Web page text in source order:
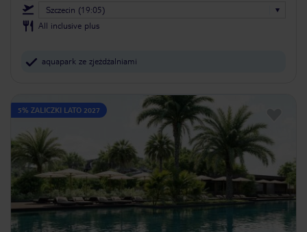
Szczecin (19:05)
All inclusive plus
aquapark ze zjeżdżalniami
5% ZALICZKI LATO 2027